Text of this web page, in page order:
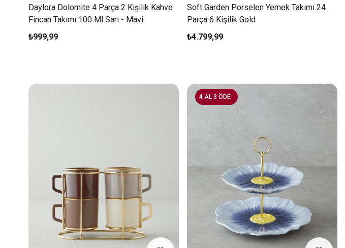
Daylora Dolomite 4 Parça 2 Kişilik Kahve
Fincan Takımı 100 Ml Sarı - Mavi
₺999,99
Soft Garden Porselen Yemek Takımı 24
Parça 6 Kişilik Gold
₺4.799,99
4 AL 3 ÖDE